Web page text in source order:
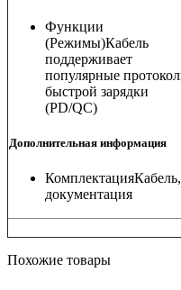
Функции
(Режимы)Кабель
поддерживает
популярные
быстрой зарядки
(PD/QC)
Дополнительная информация
КомплектацияКабель,
документация
Похожие товары